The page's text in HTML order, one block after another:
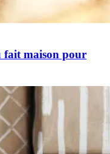
fait maison pour